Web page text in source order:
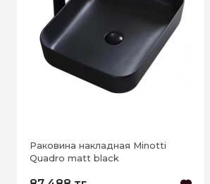
Раковина накладная Minotti
Quadro matt black